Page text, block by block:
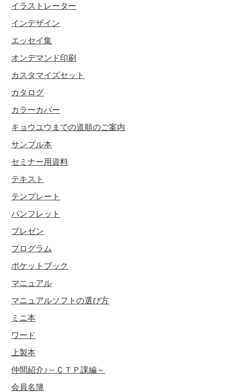
イラストレーター
インデザイン
エッセイ集
オンデマンド印刷
カスタマイズセット
カタログ
カラーカバー
キョウユウまでの道順のご案内
サンプル本
セミナー用資料
テキスト
テンプレート
パンフレット
プレゼン
プログラム
ポケットブック
マニュアル
マニュアルソフトの選び方
ミニ本
ワード
上製本
仲間紹介♪～ＣＴＰ課編～
会員名簿